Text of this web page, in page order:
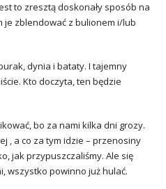
to zresztą doskonały sposób na
je zblendować z bulionem i/lub
dynia i bataty. I tajemny
Kto doczyta, ten będzie
bo za nami kilka dni grozy.
, a co za tym idzie – przenosiny
jak przypuszczaliśmy. Ale się
wszystko powinno już hulać.